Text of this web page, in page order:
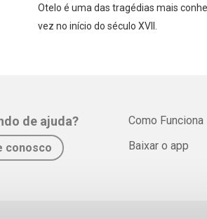
Otelo é uma das tragédias mais
vez no início do século XVII.
de ajuda?
conosco
Como Funciona
Baixar o app